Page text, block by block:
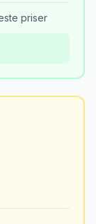
priser